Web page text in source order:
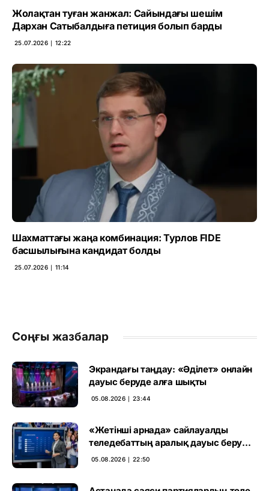
Жолақтан туған жанжал: Сайындағы шешім
Дархан Сатыбалдыға петиция болып барды
25.07.2026 ∣ 12:22
Шахматтағы жаңа комбинация: Турлов FIDE
басшылығына кандидат болды
25.07.2026 ∣ 11:14
Соңғы жазбалар
Экрандағы таңдау: «Әділет» онлайн
дауыс беруде алға шықты
05.08.2026 ∣ 23:44
«Жетінші арнада» сайлауалды
теледебаттың аралық дауыс беру
нәтижесі жарияланды
05.08.2026 ∣ 22:50